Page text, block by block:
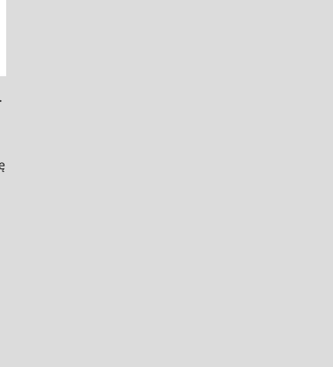
w 2025 r